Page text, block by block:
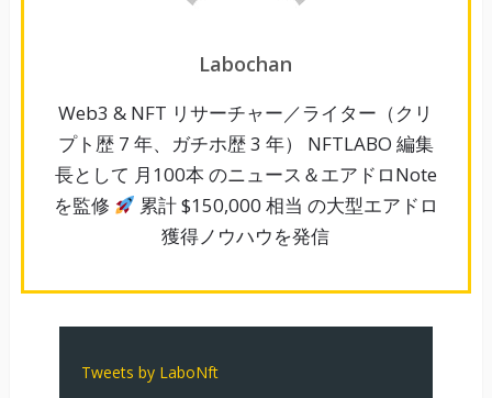
Labochan
Web3 & NFT リサーチャー／ライター（クリ
プト歴 7 年、ガチホ歴 3 年） NFTLABO 編集
長として 月100本 のニュース＆エアドロNote
を監修
累計 $150,000 相当 の大型エアドロ
獲得ノウハウを発信
Tweets by LaboNft